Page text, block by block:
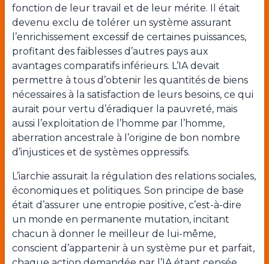
fonction de leur travail et de leur mérite. Il était
devenu exclu de tolérer un système assurant
l’enrichissement excessif de certaines puissances,
profitant des faiblesses d’autres pays aux
avantages comparatifs inférieurs. L’IA devait
permettre à tous d’obtenir les quantités de biens
nécessaires à la satisfaction de leurs besoins, ce qui
aurait pour vertu d’éradiquer la pauvreté, mais
aussi l’exploitation de l’homme par l’homme,
aberration ancestrale à l’origine de bon nombre
d’injustices et de systèmes oppressifs.
L’iarchie assurait la régulation des relations sociales,
économiques et politiques. Son principe de base
était d’assurer une entropie positive, c’est-à-dire
un monde en permanente mutation, incitant
chacun à donner le meilleur de lui-même,
conscient d’appartenir à un système pur et parfait,